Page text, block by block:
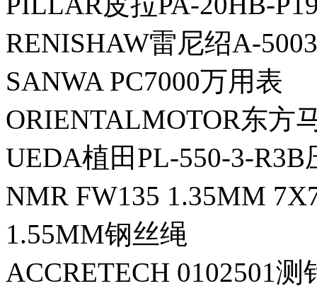
RENISHAW雷尼绍A-
SANWA PC7000万用表
ORIENTALMOTOR东方
UEDA植田PL-550-3-R3B
NMR FW135 1.35MM
1.55MM钢丝绳
ACCRETECH 0102501测